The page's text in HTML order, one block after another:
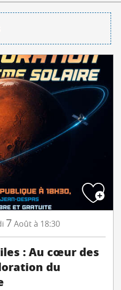
7 Aoûtà 18:30
: Au cœur des
du